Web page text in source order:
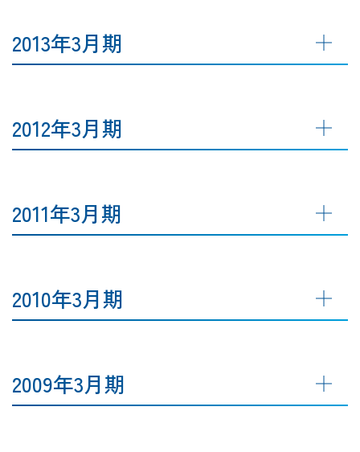
2013年3月期
2012年3月期
2011年3月期
2010年3月期
2009年3月期